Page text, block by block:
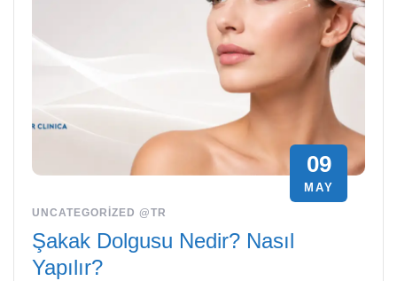
09
MAY
UNCATEGORIZED @TR
Şakak Dolgusu Nedir? Nasıl
Yapılır?